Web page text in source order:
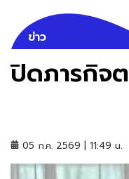
ข่าว
ปิดภารกิจ
05 ก.ค. 2569 | 11:49 น.